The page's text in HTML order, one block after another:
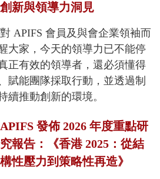
創新與領導力洞見
對 APIFS 會員及與會企業領袖而
大家，今天的領導力已不能停
正有效的領導者，還必須懂得
賦能團隊採取行動，並透過制
續推動創新的環境。
APIFS 發佈 2026 年度重點研
究報告：《香港 2025：從結
構性壓力到策略性再造》